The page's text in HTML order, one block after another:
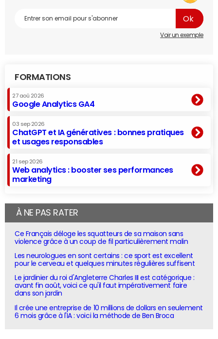
Voir un exemple
FORMATIONS
27 aoû 2026
Google Analytics GA4
03 sep 2026
ChatGPT et IA génératives : bonnes pratiques
et usages responsables
21 sep 2026
Web analytics : booster ses performances
marketing
À NE PAS RATER
Ce Français déloge les squatteurs de sa maison sans
violence grâce à un coup de fil particulièrement malin
Les neurologues en sont certains : ce sport est excellent
pour le cerveau et quelques minutes régulières suffisent
Le jardinier du roi d'Angleterre Charles III est catégorique :
avant fin août, voici ce qu'il faut impérativement faire
dans son jardin
Il crée une entreprise de 10 millions de dollars en seulement
6 mois grâce à l'IA : voici la méthode de Ben Broca